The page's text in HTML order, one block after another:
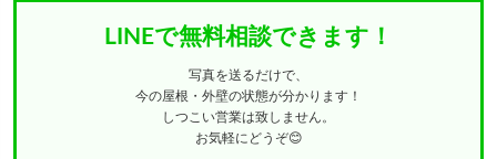
LINEで無料相談できます！
写真を送るだけで、
今の屋根・外壁の状態が分かります！
しつこい営業は致しません。
お気軽にどうぞ😊